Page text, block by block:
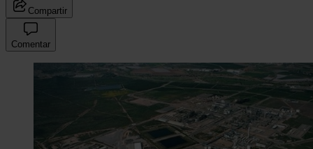
Compartir
Comentar